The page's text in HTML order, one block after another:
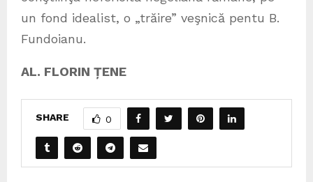
un fond idealist, o „trăire” veşnică pentu B.
Fundoianu.
AL. FLORIN ȚENE
SHARE 0